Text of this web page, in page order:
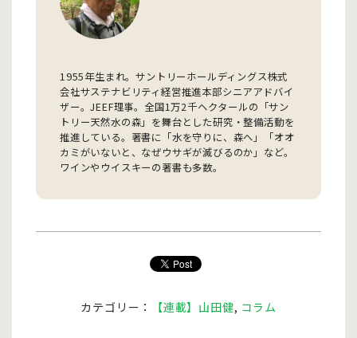
1955年生まれ。サントリーホールディングス株式
会社サステナビリティ経営推進本部シニアアドバイ
ザー。JEEF理事。全国1万2千ヘクタールの「サン
トリー天然水の森」を舞台とした研究・整備活動を
推進している。著書に「水を守りに、森へ」「オオ
カミがいないと、なぜウサギが滅びるのか」など。
ワインやウイスキーの著書も多数。
カテゴリー： 【連載】山田健, コラム